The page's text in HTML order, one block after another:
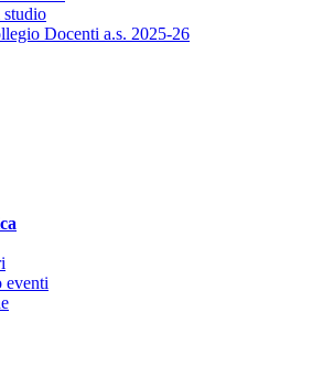
studio
Docenti a.s. 2025-26
eventi